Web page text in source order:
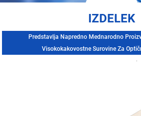
IZDELEK
Predstavlja Napredno Mednarodno
Visokokakovostne Surovine Za